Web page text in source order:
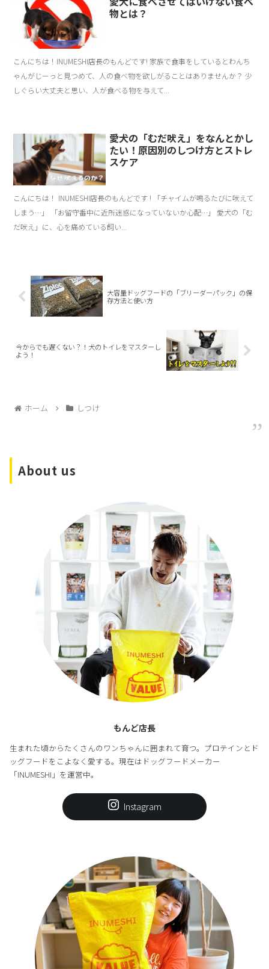
物とは？
こんにちは！INUMESHI店長のもんどです! 家族で食事をしているとわんち
ゃんがじーっと見つめて、人の食べ物を欲しがることはありませんか？ 少
しぐらい大丈夫と思い、人が食べる物を与えて...
愛犬の「むだ吠え」をなんとかし
たい！原因別のしつけ方とストレ
スケア
こんにちは！ INUMESHI店長のもんどです ! 「チャイムが鳴るたびに吠えて
しまう…」 「お留守番中に近所迷惑になっていないか心配…」 愛犬の「む
だ吠え」に、心を痛めている飼い...
大容量ドッグフードの「ブリーダーパック」の保
存方法と使い方
今からでも遅くない？！犬のトイレをマスターし
よう！
ホーム しつけ
About us
もんど店長
生まれた頃からたくさんのワンちゃんに囲まれて育つ。プロテインとド
ッグフードをこよなく愛する。現在はドッグフードメーカー
「INUMESHI」を運営中。
Instagram